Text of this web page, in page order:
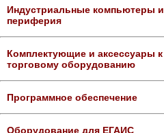
Индустриальные компьютеры и
периферия
Комплектующие и аксессуары к
торговому оборудованию
Программное обеспечение
Оборудование для ЕГАИС